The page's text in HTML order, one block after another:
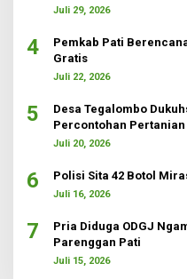
Juli 29, 2026
4
Pemkab Pati
Gratis
Juli 22, 2026
5
Desa Tegalombo
Percontohan
Juli 20, 2026
6 Polisi Sita 42 Botol
Juli 16, 2026
7
Pria Diduga ODGJ
Parenggan Pati
Juli 15, 2026